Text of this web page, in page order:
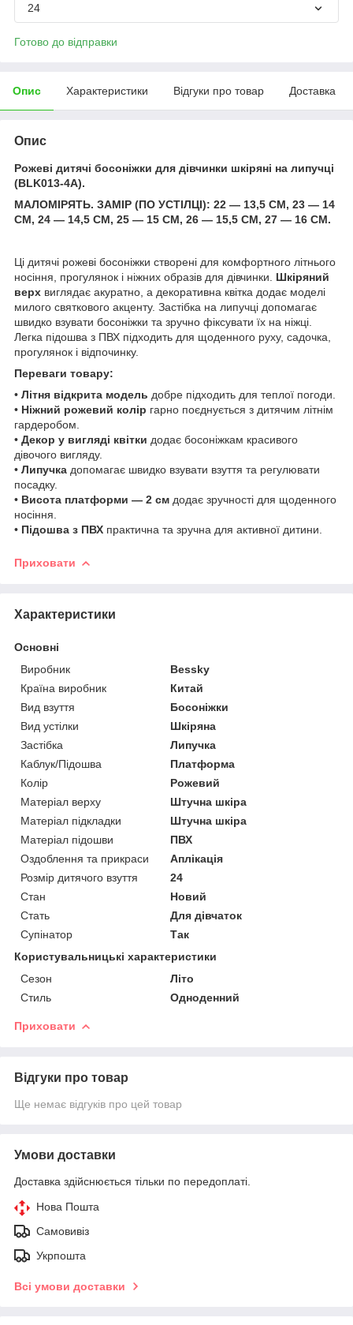
24
Готово до відправки
Опис Характеристики Відгуки про товар Доставка
Опис
Рожеві дитячі босоніжки для дівчинки шкіряні на липучці
(BLK013-4A).
МАЛОМІРЯТЬ. ЗАМІР (ПО УСТІЛЦІ): 22 — 13,5 СМ, 23 — 14
СМ, 24 — 14,5 СМ, 25 — 15 СМ, 26 — 15,5 СМ, 27 — 16 СМ.
Ці дитячі рожеві босоніжки створені для комфортного літнього
носіння, прогулянок і ніжних образів для дівчинки. Шкіряний
верх виглядає акуратно, а декоративна квітка додає моделі
милого святкового акценту. Застібка на липучці допомагає
швидко взувати босоніжки та зручно фіксувати їх на ніжці.
Легка підошва з ПВХ підходить для щоденного руху, садочка,
прогулянок і відпочинку.
Переваги товару:
• Літня відкрита модель добре підходить для теплої погоди.
• Ніжний рожевий колір гарно поєднується з дитячим літнім
гардеробом.
• Декор у вигляді квітки додає босоніжкам красивого
дівочого вигляду.
• Липучка допомагає швидко взувати взуття та регулювати
посадку.
• Висота платформи — 2 см додає зручності для щоденного
носіння.
• Підошва з ПВХ практична та зручна для активної дитини.
Приховати
Характеристики
Основні
Виробник
Bessky
Країна виробник
Китай
Вид взуття
Босоніжки
Вид устілки
Шкіряна
Застібка
Липучка
Каблук/Підошва
Платформа
Колір
Рожевий
Матеріал верху
Штучна шкіра
Матеріал підкладки
Штучна шкіра
Матеріал підошви
ПВХ
Оздоблення та прикраси
Аплікація
Розмір дитячого взуття
24
Стан
Новий
Стать
Для дівчаток
Супінатор
Так
Користувальницькі характеристики
Сезон
Літо
Стиль
Одноденний
Приховати
Відгуки про товар
Ще немає відгуків про цей товар
Умови доставки
Доставка здійснюється тільки по передоплаті.
Нова Пошта
Самовивіз
Укрпошта
Всі умови доставки